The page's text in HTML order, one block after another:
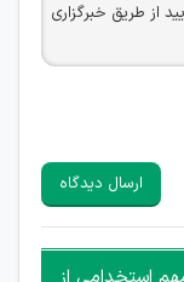
از طریق خبرگزاری
مأیوس کردن
(مسئول و غیر مسئول)
چه به صورت دسته
ارسال دیدگاه